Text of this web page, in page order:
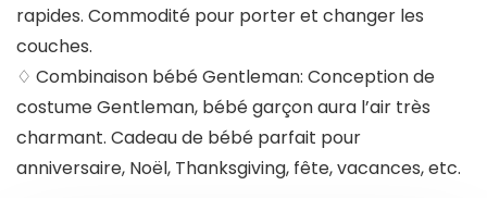
rapides. Commodité pour porter et changer les
couches.
♢ Combinaison bébé Gentleman: Conception de
costume Gentleman, bébé garçon aura l’air très
charmant. Cadeau de bébé parfait pour
anniversaire, Noël, Thanksgiving, fête, vacances, etc.